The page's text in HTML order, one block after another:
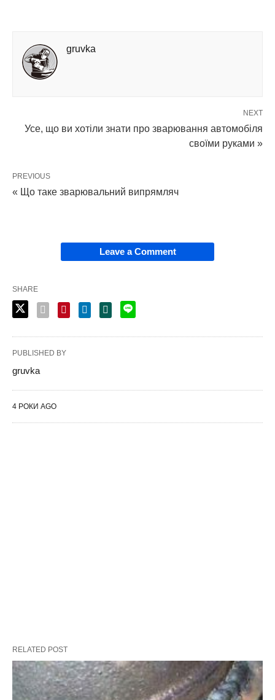
gruvka
NEXT
Усе, що ви хотіли знати про зварювання автомобіля
своїми руками »
PREVIOUS
« Що таке зварювальний випрямляч
Leave a Comment
SHARE
PUBLISHED BY
gruvka
4 РОКИ AGO
RELATED POST